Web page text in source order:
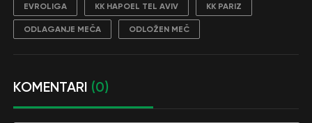
EVROLIGA KK HAPOEL TEL AVIV KK PARIZ
ODLAGANJE MEČA ODLOŽEN MEČ
KOMENTARI (0)